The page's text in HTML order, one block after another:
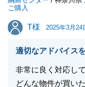
ご購入
T様
T様 2025年3月24
適切なアドバイス
非常に良く対応し
どんな物件が買い